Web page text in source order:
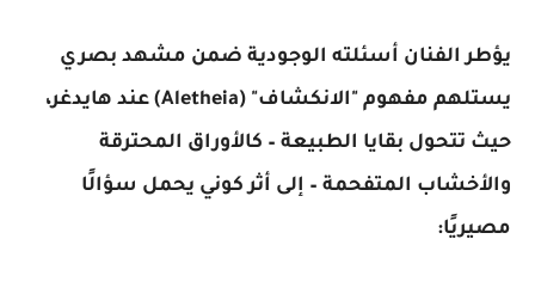
يؤطر الفنان أسئلته الوجودية ضمن مشهد بصري
يستلهم مفهوم "الانكشاف" (Aletheia) عند هايدغر،
حيث تتحول بقايا الطبيعة – كالأوراق المحترقة
والأخشاب المتفحمة – إلى أثر كوني يحمل سؤالًا
مصيريًا: